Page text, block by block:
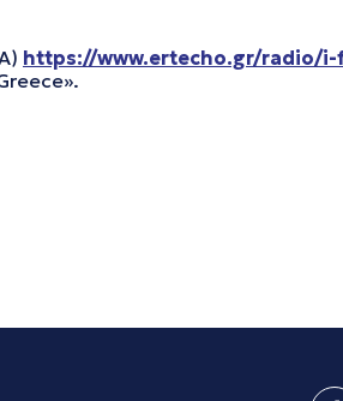
https://www.ertecho.gr/radio/